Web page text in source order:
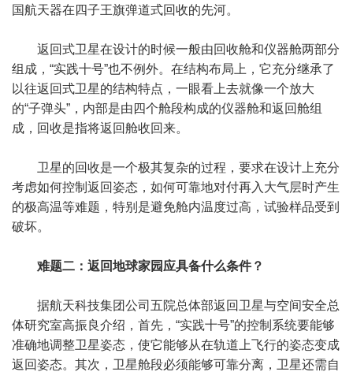
国航天器在四子王旗弹道式回收的先河。
返回式卫星在设计的时候一般由回收舱和仪器舱两部分
组成，“实践十号”也不例外。在结构布局上，它充分继承了
以往返回式卫星的结构特点，一眼看上去就像一个放大
的“子弹头”，内部是由四个舱段构成的仪器舱和返回舱组
成，回收是指将返回舱收回来。
卫星的回收是一个极其复杂的过程，要求在设计上充分
考虑如何控制返回姿态，如何可靠地对付再入大气层时产生
的极高温等难题，特别是避免舱内温度过高，试验样品受到
破坏。
难题二：返回地球家园应具备什么条件？
据航天科技集团公司五院总体部返回卫星与空间安全总
体研究室高振良介绍，首先，“实践十号”的控制系统要能够
准确地调整卫星姿态，使它能够从在轨道上飞行的姿态变成
返回姿态。其次，卫星舱段必须能够可靠分离，卫星还需自